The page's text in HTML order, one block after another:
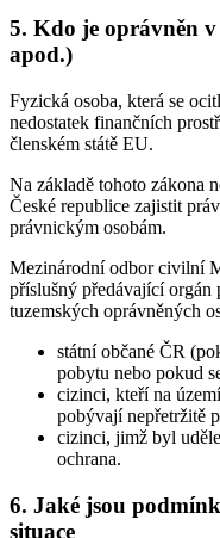
5. Kdo je oprávněn
apod.)
Fyzická osoba, která se
nedostatek finančních
členském státě EU.
Na základě tohoto zákona
České republice zajistit
právnickým osobám.
Mezinárodní odbor civilní
příslušný předávající
tuzemských oprávněných
státní občané ČR
pobytu nebo pokud
cizinci, kteří na
pobývají nepřetržitě
cizinci, jimž byl
ochrana.
6. Jaké jsou
situace